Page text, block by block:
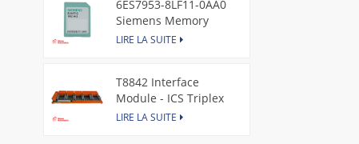
6ES7953-8LF11-0AA0
Siemens Memory
Card
LIRE LA SUITE
T8842 Interface
Module - ICS Triplex
LIRE LA SUITE